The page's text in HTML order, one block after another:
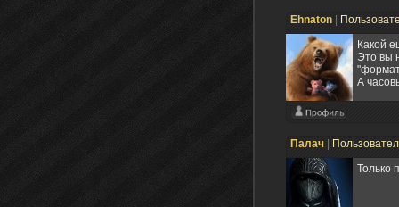
Ehnaton
Какой
Это вы
А
Палач
Только